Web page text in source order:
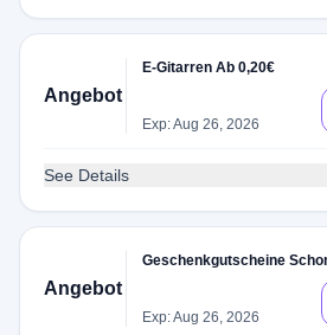
Angebot
E-Gitarren Ab 0,20€
Exp: Aug 26, 2026
See Details
Angebot
Geschenkgutscheine
Exp: Aug 26, 2026